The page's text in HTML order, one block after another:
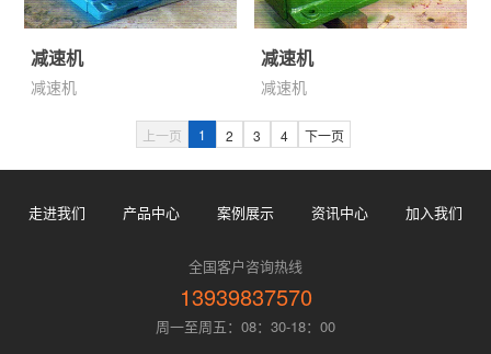
减速机
减速机
减速机
减速机
上一页 1 2 3 4 下一页
走进我们 产品中心 案例展示 资讯中心 加入我们
全国客户咨询热线
13939837570
周一至周五：08：30-18：00